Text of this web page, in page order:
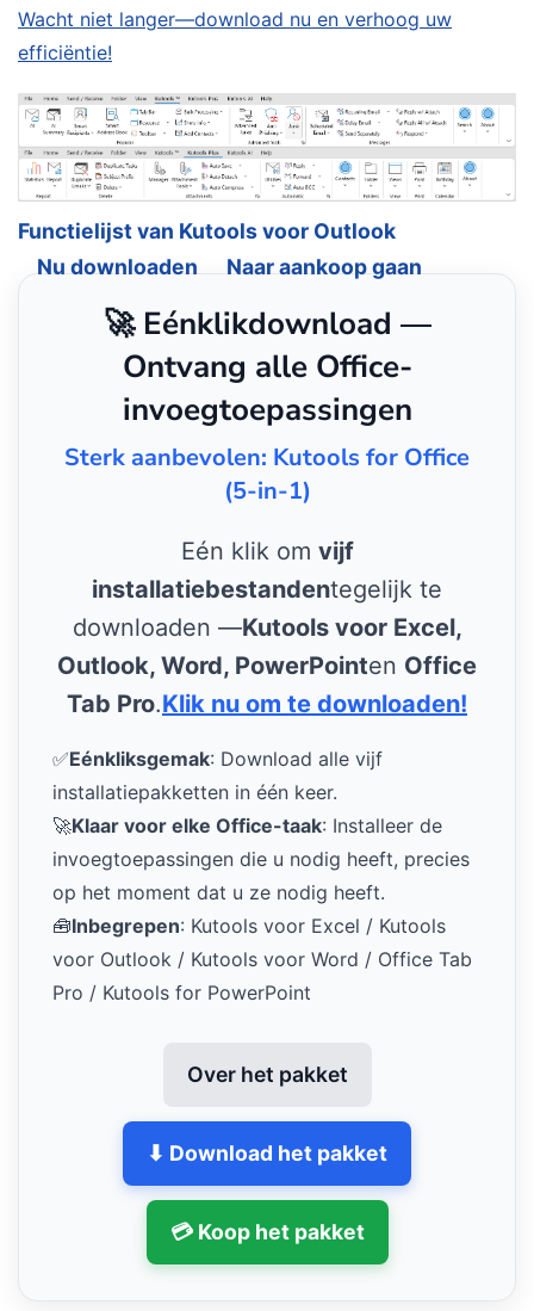
Wacht niet langer—download nu en verhoog uw
efficiëntie!
Functielijst van Kutools voor Outlook
Nu downloaden
Naar aankoop gaan
🚀 Eénklikdownload —
Ontvang alle Office-
invoegtoepassingen
Sterk aanbevolen: Kutools for Office
(5-in-1)
Eén klik om vijf
installatiebestandentegelijk te
downloaden —Kutools voor Excel,
Outlook, Word, PowerPointen Office
Tab Pro.Klik nu om te downloaden!
✅Eénkliksgemak: Download alle vijf
installatiepakketten in één keer.
🚀Klaar voor elke Office-taak: Installeer de
invoegtoepassingen die u nodig heeft, precies
op het moment dat u ze nodig heeft.
🧰Inbegrepen: Kutools voor Excel / Kutools
voor Outlook / Kutools voor Word / Office Tab
Pro / Kutools for PowerPoint
Over het pakket
⬇ Download het pakket
💳 Koop het pakket